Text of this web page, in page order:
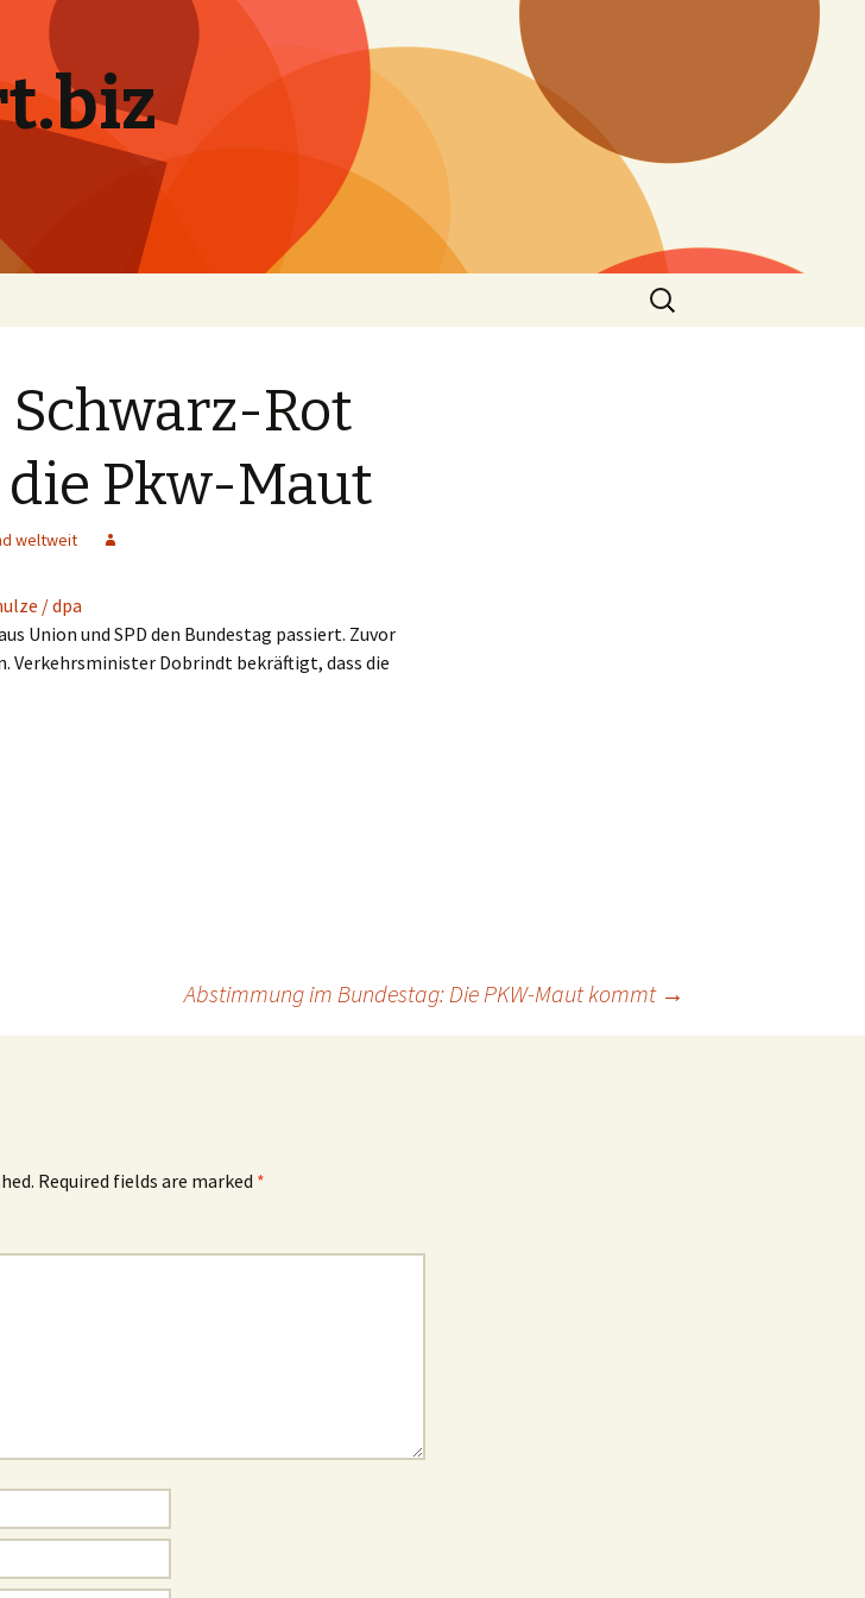
Search
for:
Rot
Pkw-Maut
weltweit
Union und SPD den Bundestag passiert. Zuvor
Verkehrsminister Dobrindt bekräftigt, dass die
Abstimmung im Bundestag: Die PKW-Maut kommt →
Required fields are marked *